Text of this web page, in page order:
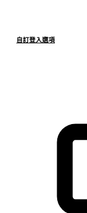
自訂登入選項